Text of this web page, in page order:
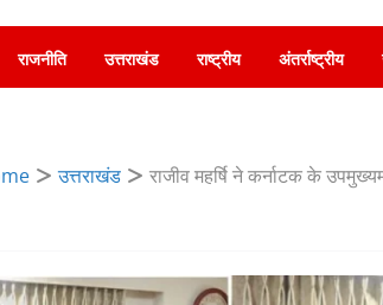
राजनीति उत्तराखंड राष्ट्रीय अंतर्राष्ट्रीय
उत्तराखंड राजीव महर्षि ने कर्नाटक के